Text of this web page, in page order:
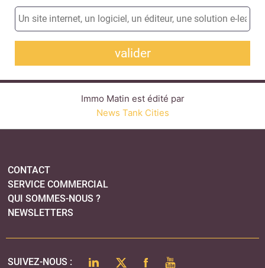
valider
Immo Matin est édité par
News Tank Cities
CONTACT
SERVICE COMMERCIAL
QUI SOMMES-NOUS ?
NEWSLETTERS
SUIVEZ-NOUS : LINKEDINTWITTERFACEBOOK
YOUTUBE